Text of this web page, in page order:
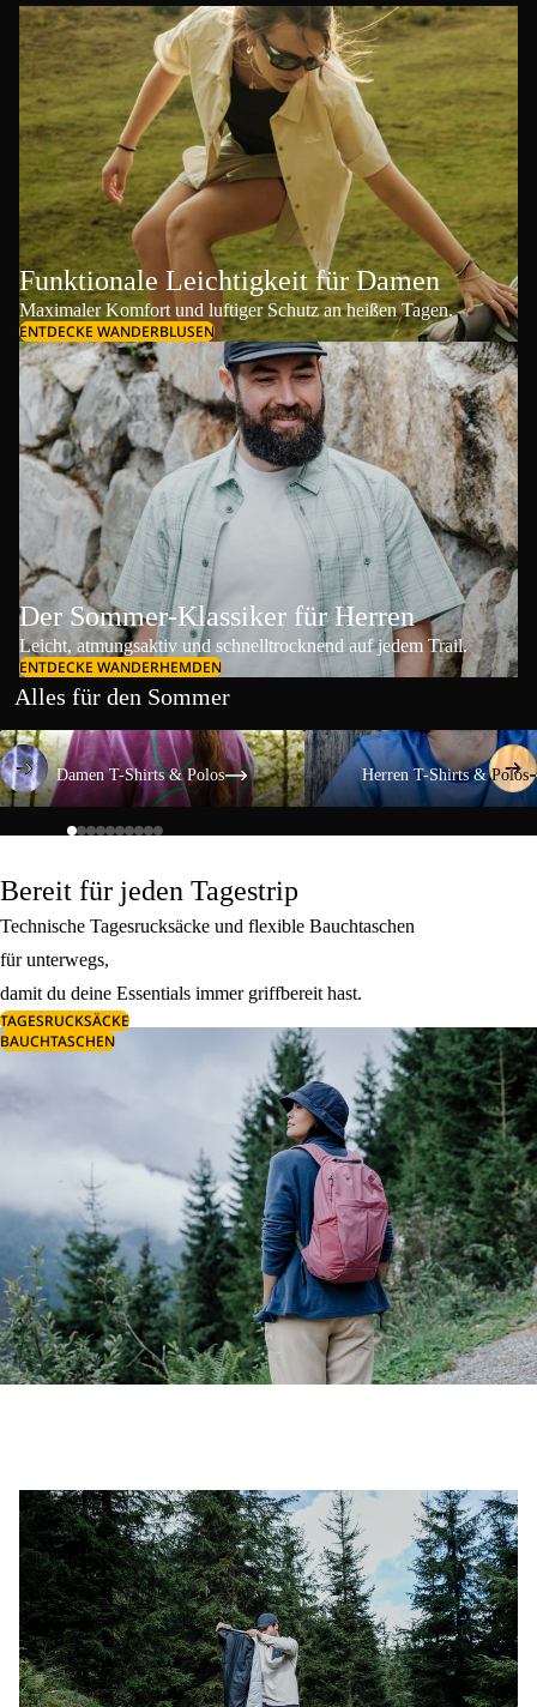
Funktionale Leichtigkeit für Damen
Maximaler Komfort und luftiger Schutz an heißen Tagen.
ENTDECKE WANDERBLUSEN
Der Sommer-Klassiker für Herren
Leicht, atmungsaktiv und schnelltrocknend auf jedem Trail.
ENTDECKE WANDERHEMDEN
Alles für den Sommer
Damen T-Shirts & Polos
Damen T-Shirts & Polos
Herren T-Shirts & Polos
Herren T-Shirts & Polos
Bereit für jeden Tagestrip
Technische Tagesrucksäcke und flexible Bauchtaschen
für unterwegs,
damit du deine Essentials immer griffbereit hast.
TAGESRUCKSÄCKE
BAUCHTASCHEN